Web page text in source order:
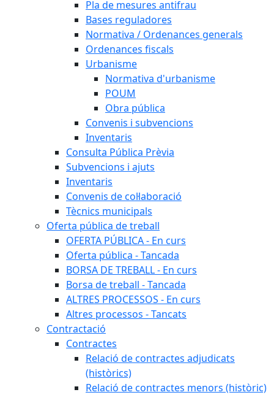
Pla de mesures antifrau
Bases reguladores
Normativa / Ordenances generals
Ordenances fiscals
Urbanisme
Normativa d'urbanisme
POUM
Obra pública
Convenis i subvencions
Inventaris
Consulta Pública Prèvia
Subvencions i ajuts
Inventaris
Convenis de col·laboració
Tècnics municipals
Oferta pública de treball
OFERTA PÚBLICA - En curs
Oferta pública - Tancada
BORSA DE TREBALL - En curs
Borsa de treball - Tancada
ALTRES PROCESSOS - En curs
Altres processos - Tancats
Contractació
Contractes
Relació de contractes adjudicats
(històrics)
Relació de contractes menors (històric)